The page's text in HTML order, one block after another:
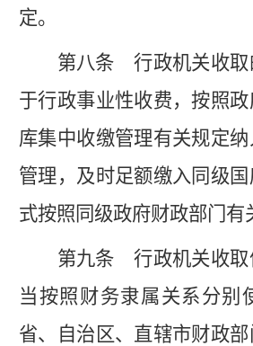
定。
第八条 行政机关收取
于行政事业性收费，按照
库集中收缴管理有关规定
管理，及时足额缴入同级
式按照同级政府财政部门有
第九条 行政机关收取
当按照财务隶属关系分别
省、自治区、直辖市财政部